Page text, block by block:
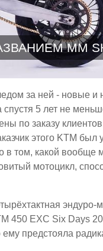
MM
за ней - новые
5 лет не
по заказу
этого KTM был
в том, какой вообще
мотоцикл,
эндуро-
450 EXC Six Days
предстояла